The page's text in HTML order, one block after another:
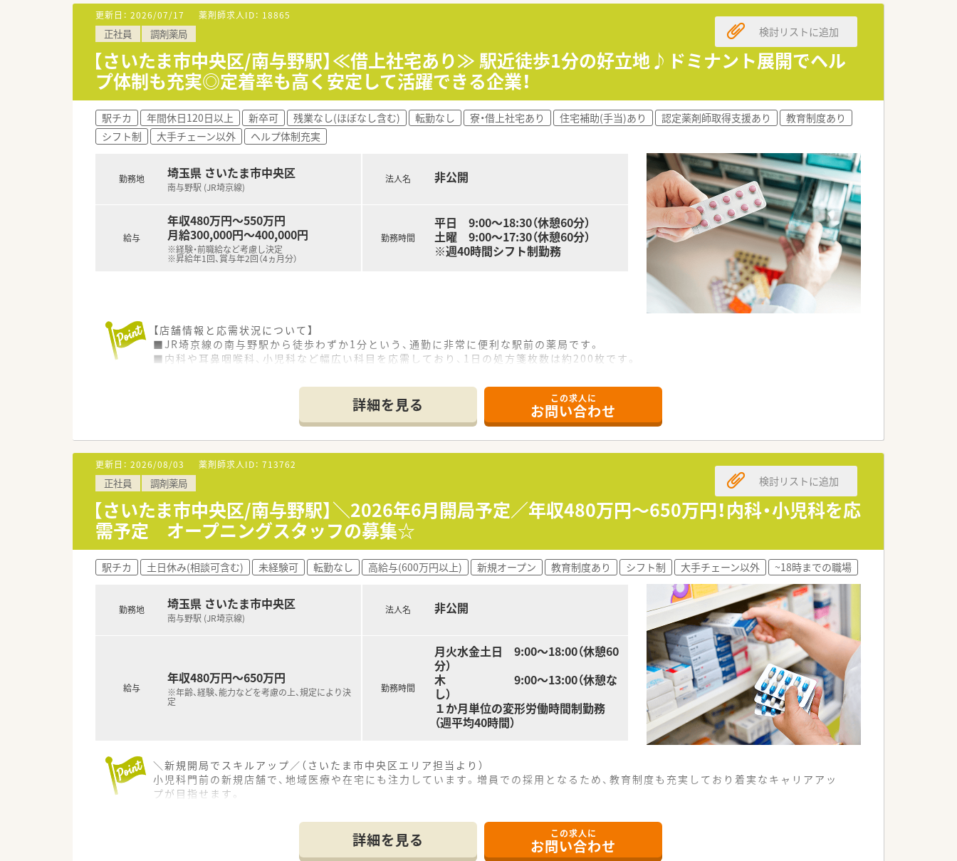
【法人特徴について】
■全国に350店舗以上を展開する東証スタンダード上場企業であり、安定した経営基盤と充実した福利厚生が魅力です。
■ライフスタイルに合わせて4つの勤務コースから選択可能で、ご自身の希望に沿った働き方を実現できる会社です。
■調剤業界においていち早くM&Aをスタートさせ、今後も継続的な成長と新規出店が見込める将来性のある企業です。
【想定される業務内容】
■外来患者様への調剤や監査、服薬指導を中心としながら、施設や個人宅への在宅医療業務にも携わっていただきます。
■総合科目に対応するため幅広い医薬品の知識が求められますが、最新の監査システムにより安全に業務を行えます。
■患者様としっかり向き合えるよう座りカウンターを導入しており、立ち仕事による身体への負担が軽減されています。
■ご本人の志向に合わせて、管理薬剤師やエリア長などを目指すマネジメントコースを選択することが可能な環境です。
■専門性を高めたい方にはスペシャリストコースが用意されており、各種認定薬剤師の取得を全面的に支援いたします。
■充実した研修制度や勉強会を通じて知識をアップデートし、着実にステップアップしていくことが可能な職場です。
更新日： 2026/07/17 薬剤師求人ID： 18865
正社員 調剤薬局
【さいたま市中央区/南与野駅】≪借上社宅あり≫ 駅近徒歩1分の好立地♪ドミナント展開でヘル
プ体制も充実◎定着率も高く安定して活躍できる企業！
検討リストに追加
駅チカ 年間休日120日以上 新卒可 残業なし(ほぼなし含む) 転勤なし 寮・借上社宅あり 住宅補助(手当)あり 認定薬剤師取得支援あり
教育制度あり
シフト制
大手チェーン以外 ヘルプ体制充実
勤務地 埼玉県 さいたま市中央区
南与野駅 (JR埼京線)
給与
年収480万円～550万円
月給300,000円～400,000円
※経験・前職給など考慮し決定
※昇給年1回、賞与年2回（4ヵ月分）
法人名 非公開
勤務時間
平日 9:00～18:30（休憩60分）
土曜 9:00～17:30（休憩60分）
※週40時間シフト制勤務
【店舗情報と応需状況について】
■JR埼京線の南与野駅から徒歩わずか1分という、通勤に非常に便利な駅前の薬局です。
■内科や耳鼻咽喉科、小児科など幅広い科目を応需しており、1日の処方箋枚数は約200枚です。
■埼玉県と神奈川県に集中して店舗展開するドミナント戦略で、店舗間の強力な連携体制を築いています。
■「全員参加型の会社」をモットーに、社員一人ひとりの自主性を尊重する風通しの良い社風です。
■会社の理念に共感した人材のみを採用するため定着率が非常に高く、一体感のある組織風土が特徴です。
【勤務実態について】
■全社での平均残業時間は月10時間未満となっており、ワークライフバランスを重視できます。
■有給休暇は非常に取得しやすく、入社5年以内の社員の消化率はほぼ100%を誇ります。
■近隣店舗との強力なヘルプ体制が整っているため、お子様の急な発熱などにも対応しやすいです。
【こんな取り組みをしています】
■学術教育部が企画する研修会や、異業種の著名人を講師に招いた特別講演会を定期的に開催しています。
■企画推進部が中心となり、健康フェアの開催や、社員向けの多彩なレクリエーションを運営しています。
詳細を見る この求人に
お問い合わせ
更新日： 2026/08/03 薬剤師求人ID： 713762
正社員 調剤薬局
【さいたま市中央区/南与野駅】＼2026年6月開局予定／年収480万円～650万円！内科・小児科を応
需予定 オープニングスタッフの募集☆
検討リストに追加
駅チカ 土日休み(相談可含む) 未経験可 転勤なし 高給与(600万円以上) 新規オープン 教育制度あり シフト制 大手チェーン以外 ~18時までの職場
勤務地 埼玉県 さいたま市中央区
南与野駅 (JR埼京線)
給与
年収480万円～650万円
※年齢、経験、能力などを考慮の上、規定により決
定
法人名 非公開
勤務時間
月火水金土日 9:00～18:00（休憩60
分）
木 9:00～13:00（休憩な
し）
１か月単位の変形労働時間制勤務
（週平均40時間）
＼新規開局でスキルアップ／（さいたま市中央区エリア担当より）
小児科門前の新規店舗で、地域医療や在宅にも注力しています。増員での採用となるため、教育制度も充実しており着実なキャリアアッ
プが目指せます。
【店舗情報と応需状況について】
■最寄り駅から徒歩4分という好立地にあり、毎日の通勤負担が少なく通いやすい環境が整っています。
■小児科クリニックの門前として新規開局を予定しており、専門的な処方に触れる機会が多くあります。
詳細を見る この求人に
お問い合わせ